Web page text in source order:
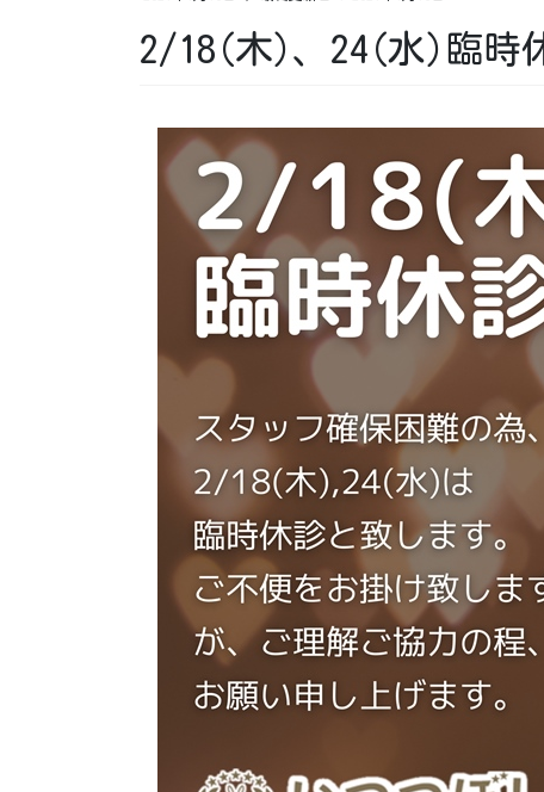
2/18(木)、24(水)臨時